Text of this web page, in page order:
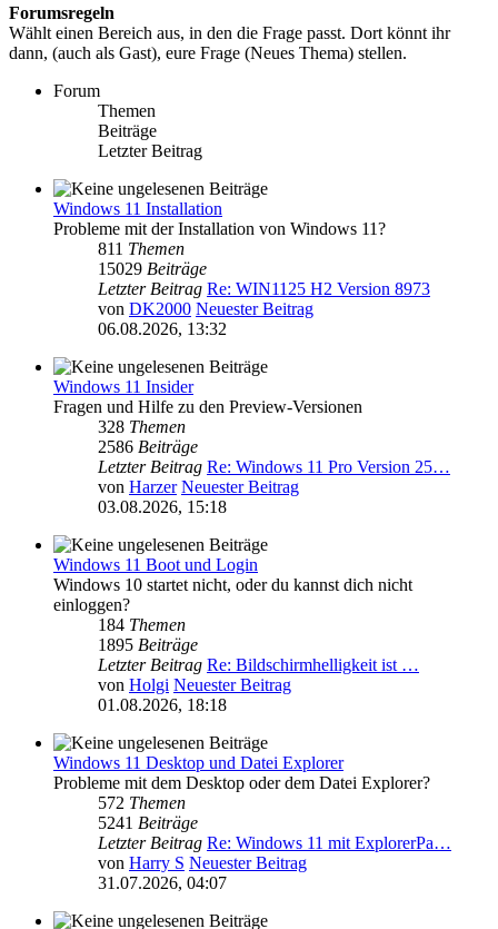
Forumsregeln
Wählt einen Bereich aus, in den die Frage passt. Dort könnt ihr
dann, (auch als Gast), eure Frage (Neues Thema) stellen.
Forum
Themen
Beiträge
Letzter Beitrag
Windows 11 Installation
Probleme mit der Installation von Windows 11?
811 Themen
15029 Beiträge
Letzter Beitrag Re: WIN1125 H2 Version 8973
von DK2000 Neuester Beitrag
06.08.2026, 13:32
Windows 11 Insider
Fragen und Hilfe zu den Preview-Versionen
328 Themen
2586 Beiträge
Letzter Beitrag Re: Windows 11 Pro Version 25…
von Harzer Neuester Beitrag
03.08.2026, 15:18
Windows 11 Boot und Login
Windows 10 startet nicht, oder du kannst dich nicht
einloggen?
184 Themen
1895 Beiträge
Letzter Beitrag Re: Bildschirmhelligkeit ist …
von Holgi Neuester Beitrag
01.08.2026, 18:18
Windows 11 Desktop und Datei Explorer
Probleme mit dem Desktop oder dem Datei Explorer?
572 Themen
5241 Beiträge
Letzter Beitrag Re: Windows 11 mit ExplorerPa…
von Harry S Neuester Beitrag
31.07.2026, 04:07